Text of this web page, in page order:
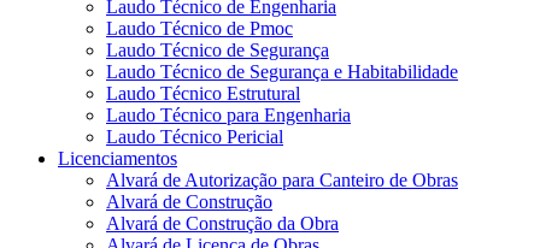
Laudo Técnico de Engenharia
Laudo Técnico de Pmoc
Laudo Técnico de Segurança
Laudo Técnico de Segurança e Habitabilidade
Laudo Técnico Estrutural
Laudo Técnico para Engenharia
Laudo Técnico Pericial
Licenciamentos
Alvará de Autorização para Canteiro de Obras
Alvará de Construção
Alvará de Construção da Obra